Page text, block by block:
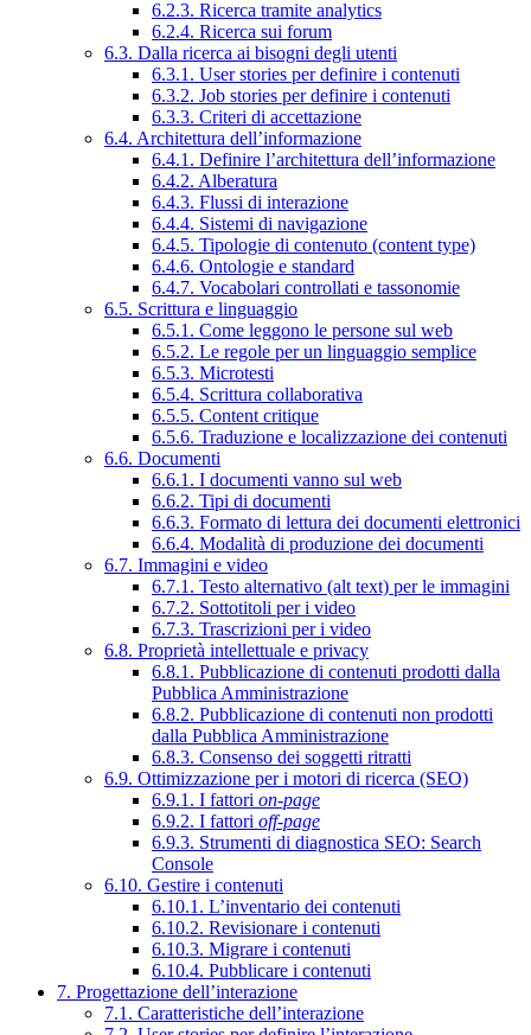
6.2.3. Ricerca tramite analytics
6.2.4. Ricerca sui forum
6.3. Dalla ricerca ai bisogni degli utenti
6.3.1. User stories per definire i contenuti
6.3.2. Job stories per definire i contenuti
6.3.3. Criteri di accettazione
6.4. Architettura dell’informazione
6.4.1. Definire l’architettura dell’informazione
6.4.2. Alberatura
6.4.3. Flussi di interazione
6.4.4. Sistemi di navigazione
6.4.5. Tipologie di contenuto (content type)
6.4.6. Ontologie e standard
6.4.7. Vocabolari controllati e tassonomie
6.5. Scrittura e linguaggio
6.5.1. Come leggono le persone sul web
6.5.2. Le regole per un linguaggio semplice
6.5.3. Microtesti
6.5.4. Scrittura collaborativa
6.5.5. Content critique
6.5.6. Traduzione e localizzazione dei contenuti
6.6. Documenti
6.6.1. I documenti vanno sul web
6.6.2. Tipi di documenti
6.6.3. Formato di lettura dei documenti elettronici
6.6.4. Modalità di produzione dei documenti
6.7. Immagini e video
6.7.1. Testo alternativo (alt text) per le immagini
6.7.2. Sottotitoli per i video
6.7.3. Trascrizioni per i video
6.8. Proprietà intellettuale e privacy
6.8.1. Pubblicazione di contenuti prodotti dalla
Pubblica Amministrazione
6.8.2. Pubblicazione di contenuti non prodotti
dalla Pubblica Amministrazione
6.8.3. Consenso dei soggetti ritratti
6.9. Ottimizzazione per i motori di ricerca (SEO)
6.9.1. I fattori on-page
6.9.2. I fattori off-page
6.9.3. Strumenti di diagnostica SEO: Search
Console
6.10. Gestire i contenuti
6.10.1. L’inventario dei contenuti
6.10.2. Revisionare i contenuti
6.10.3. Migrare i contenuti
6.10.4. Pubblicare i contenuti
7. Progettazione dell’interazione
7.1. Caratteristiche dell’interazione